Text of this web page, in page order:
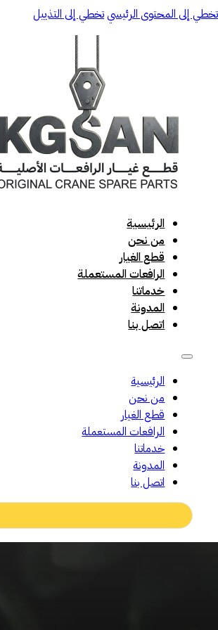
تخطي إلى المحتوى الرئيسيتخطي إلى التذييل
الرئيسية
من نحن
قطع الغيار
الرافعات المستعملة
خدماتنا
المدونة
اتصل بنا
الرئيسية
من نحن
قطع الغيار
الرافعات المستعملة
خدماتنا
المدونة
اتصل بنا
Search
...